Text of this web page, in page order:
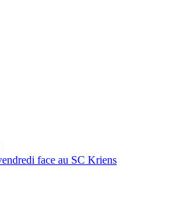
face au SC Kriens